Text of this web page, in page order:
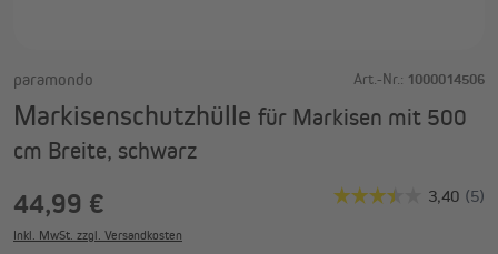
paramondo Art.-Nr.: 1000014506
Markisenschutzhülle für Markisen mit 500
cm Breite, schwarz
44,99 €
Inkl. MwSt. zzgl. Versandkosten